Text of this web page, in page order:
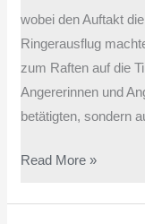
wobei den Auftakt
Ringerausflug
zum Raften auf die
Angererinnen und
betätigten, sondern
Read More »